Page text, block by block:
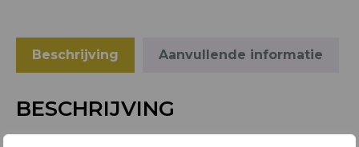
Beschrijving Aanvullende informatie
BESCHRIJVING